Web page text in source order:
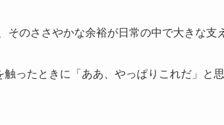
そのささやかな余裕が日常の中で大きな支
ったときに「ああ、やっぱりこれだ」と